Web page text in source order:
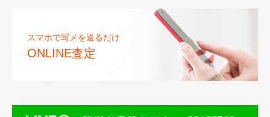
スマホで写メを送るだけ
ONLINE査定